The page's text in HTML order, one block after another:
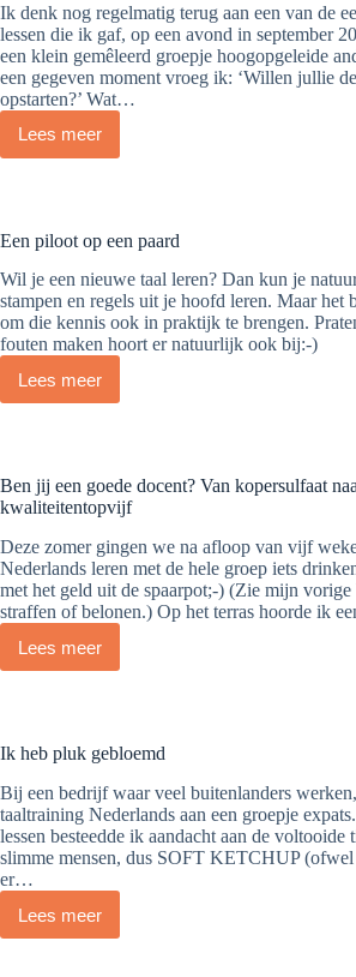
Ik denk nog regelmatig terug aan een van de
lessen die ik gaf, op een avond in september
een klein gemêleerd groepje hoogopgeleide
een gegeven moment vroeg ik: ‘Willen jullie
opstarten?’ Wat…
Lees meer
Hij
heet
Een piloot op een paard
Wil je een nieuwe taal leren? Dan kun je
stampen en regels uit je hoofd leren. Maar het
om die kennis ook in praktijk te brengen.
fouten maken hoort er natuurlijk ook bij:-)
Lees meer
Een
piloot
Ben jij een goede docent? Van kopersulfaat
kwaliteitentopvijf
Deze zomer gingen we na afloop van vijf
Nederlands leren met de hele groep iets
met het geld uit de spaarpot;-) (Zie mijn
straffen of belonen.) Op het terras hoorde ik
Lees meer
Ben
jij
Van
naar
een
kwaliteitentopvijf
Ik heb pluk gebloemd
Bij een bedrijf waar veel buitenlanders
taaltraining Nederlands aan een groepje
lessen besteedde ik aandacht aan de voltooide
slimme mensen, dus SOFT KETCHUP (ofwel
er…
Lees meer
Ik
heb